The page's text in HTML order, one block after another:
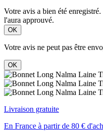
Votre avis a bien été
l'aura approuvé.
OK
Votre avis ne peut pas être
OK
Livraison gratuite
En France à partir de 80 €